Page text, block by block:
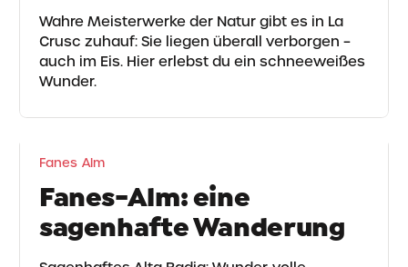
Wahre Meisterwerke der Natur gibt es in La
Crusc zuhauf: Sie liegen überall verborgen –
auch im Eis. Hier erlebst du ein schneeweißes
Wunder.
Fanes Alm
Fanes-Alm: eine
sagenhafte Wanderung